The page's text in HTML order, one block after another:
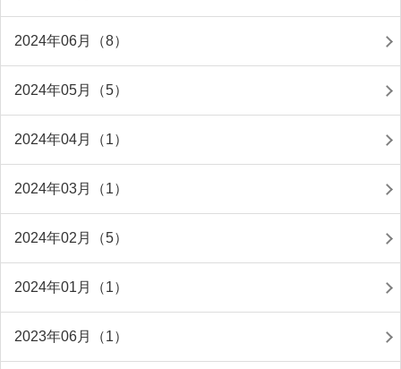
2024年06月（8）
2024年05月（5）
2024年04月（1）
2024年03月（1）
2024年02月（5）
2024年01月（1）
2023年06月（1）